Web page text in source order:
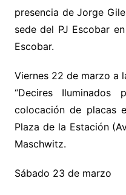
presencia de Jorge
sede del PJ Escobar
Escobar.
Viernes 22 de marzo a
“Decires Iluminados
colocación de placas
Plaza de la Estación
Maschwitz.
Sábado 23 de marzo